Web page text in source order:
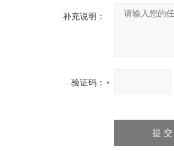
补充说明：
验证码：